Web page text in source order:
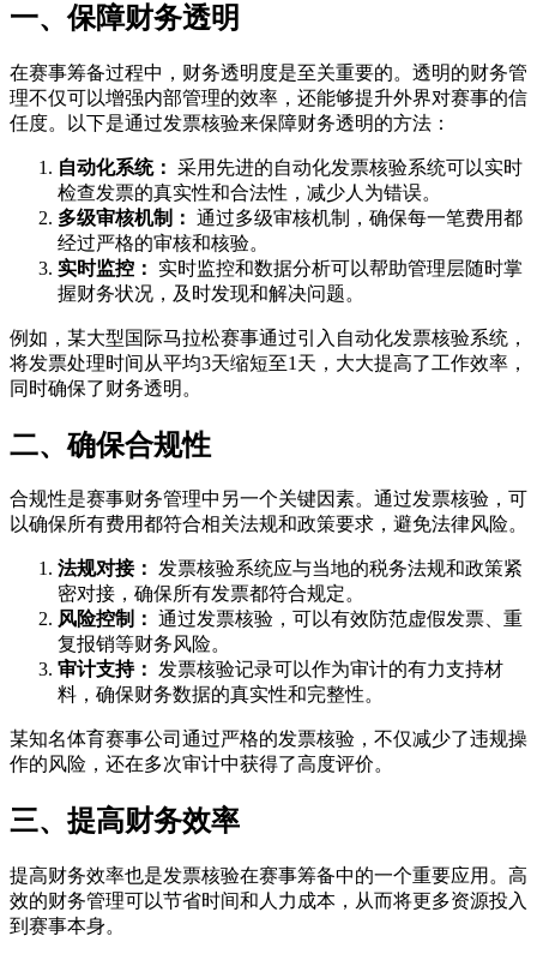
一、保障财务透明
在赛事筹备过程中，财务透明度是至关重要的。透明的财务管
理不仅可以增强内部管理的效率，还能够提升外界对赛事的信
任度。以下是通过发票核验来保障财务透明的方法：
自动化系统： 采用先进的自动化发票核验系统可以实时
检查发票的真实性和合法性，减少人为错误。
多级审核机制： 通过多级审核机制，确保每一笔费用都
经过严格的审核和核验。
实时监控：
实时监控和数据分析可以帮助管理层随时掌
握财务状况，及时发现和解决问题。
例如，某大型国际马拉松赛事通过引入自动化发票核验系统，
将发票处理时间从平均3天缩短至1天，大大提高了工作效率，
同时确保了财务透明。
二、确保合规性
合规性是赛事财务管理中另一个关键因素。通过发票核验，可
以确保所有费用都符合相关法规和政策要求，避免法律风险。
法规对接： 发票核验系统应与当地的税务法规和政策紧
密对接，确保所有发票都符合规定。
风险控制： 通过发票核验，可以有效防范虚假发票、重
复报销等财务风险。
审计支持： 发票核验记录可以作为审计的有力支持材
料，确保财务数据的真实性和完整性。
某知名体育赛事公司通过严格的发票核验，不仅减少了违规操
作的风险，还在多次审计中获得了高度评价。
三、提高财务效率
提高财务效率也是发票核验在赛事筹备中的一个重要应用。高
效的财务管理可以节省时间和人力成本，从而将更多资源投入
到赛事本身。